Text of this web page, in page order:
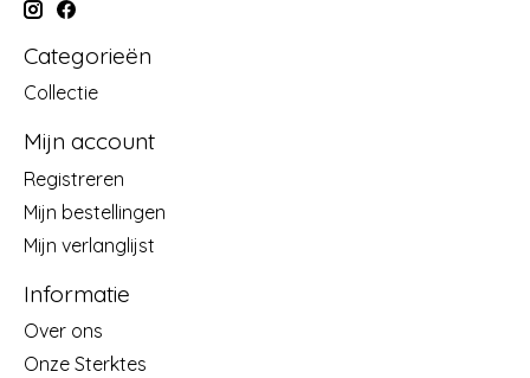
Categorieën
Collectie
Mijn account
Registreren
Mijn bestellingen
Mijn verlanglijst
Informatie
Over ons
Onze Sterktes